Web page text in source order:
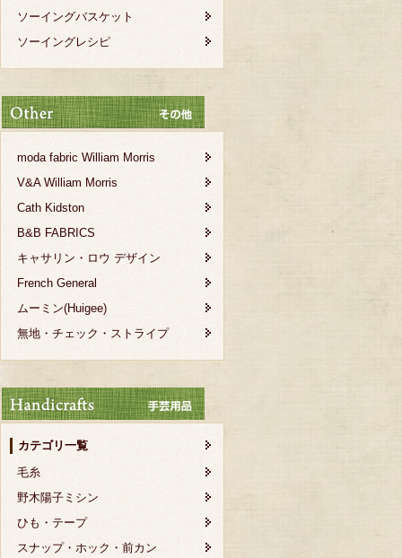
ソーイングバスケット
ソーイングレシピ
moda fabric William Morris
V&A William Morris
Cath Kidston
B&B FABRICS
キャサリン・ロウ デザイン
French General
ムーミン(Huigee)
無地・チェック・ストライプ
カテゴリ一覧
毛糸
野木陽子ミシン
ひも・テープ
スナップ・ホック・前カン